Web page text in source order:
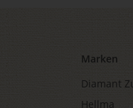
Marken
Diamant
Hellma